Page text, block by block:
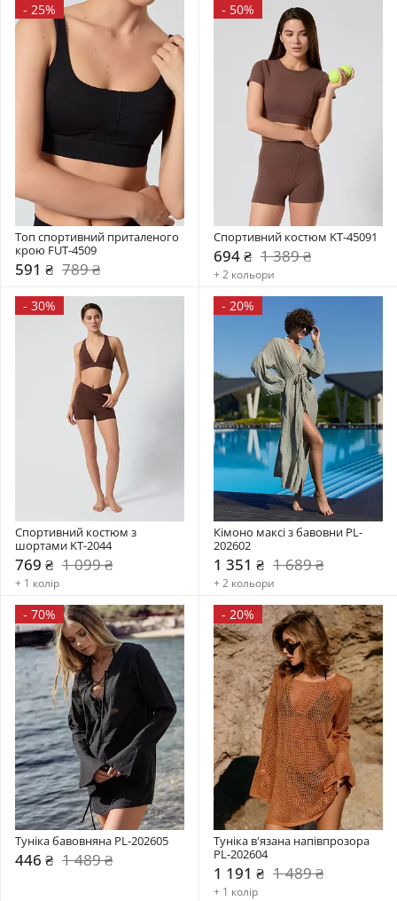
- 25%
Топ спортивний приталеного
крою FUT-4509
591 ₴ 789 ₴
- 50%
Спортивний костюм KT-45091
694 ₴ 1 389 ₴
+ 2 кольори
- 30%
Спортивний костюм з
шортами KT-2044
769 ₴ 1 099 ₴
+ 1 колір
- 20%
Кімоно максі з бавовни PL-
202602
1 351 ₴ 1 689 ₴
+ 2 кольори
- 70%
Туніка бавовняна PL-202605
446 ₴ 1 489 ₴
- 20%
Туніка в'язана напівпрозора
PL-202604
1 191 ₴ 1 489 ₴
+ 1 колір